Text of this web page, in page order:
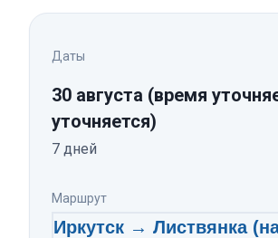
Даты
30 августа (время
уточняется)
7 дней
Маршрут
Иркутск → Листвянка